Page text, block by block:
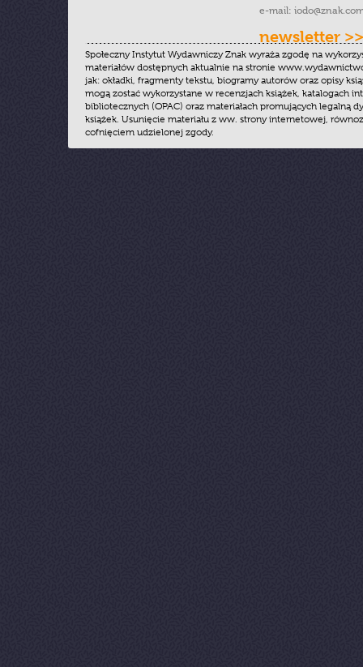
e-mail:
newsletter >>
Społeczny Instytut Wydawniczy Znak wyraża zgodę na
materiałów dostępnych aktualnie na stronie
jak: okładki, fragmenty tekstu, biogramy autorów oraz opisy
mogą zostać wykorzystane w recenzjach książek, katalogach
bibliotecznych (OPAC) oraz materiałach promujących legalną
książek. Usunięcie materiału z ww. strony internetowej,
cofnięciem udzielonej zgody.